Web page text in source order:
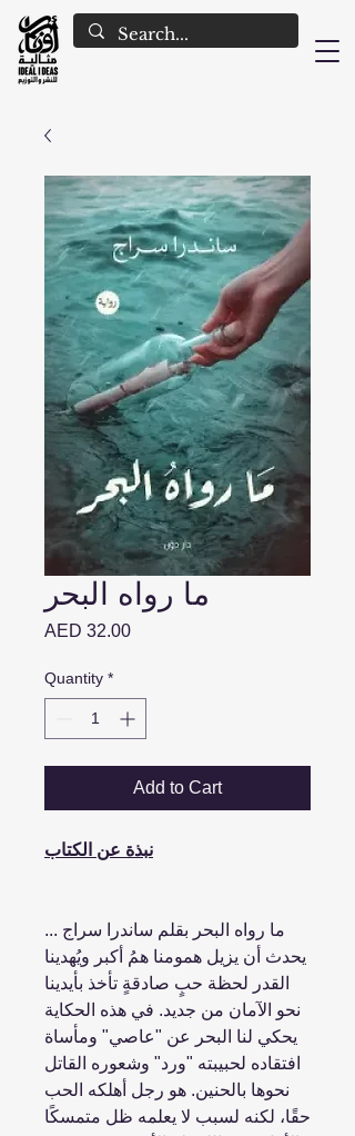
ما رواه البحر
AED 32.00Price
Quantity *
Add to Cart
نبذة عن الكتاب
ما رواه البحر بقلم ساندرا سراج ...
يحدث أن يزيل همومنا همُ أكبر ويُهدينا
القدر لحظة حبٍ صادقةٍ تأخذ بأيدينا
نحو الآمان من جديد. في هذه الحكاية
يحكي لنا البحر عن "عاصي" ومأساة
افتقاده لحبيبته "ورد" وشعوره القاتل
نحوها بالحنين. هو رجل أهلكه الحب
حقًا، لكنه لسبب لا يعلمه ظل متمسكًا